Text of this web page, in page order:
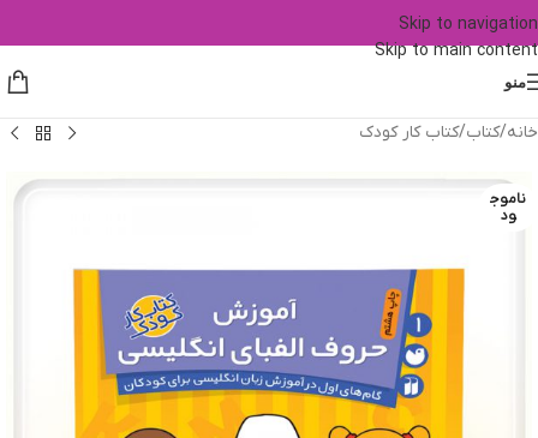
Skip to navigation
Skip to main content
منو
خانه/کتاب/کتاب کار کودک
ناموج
ود